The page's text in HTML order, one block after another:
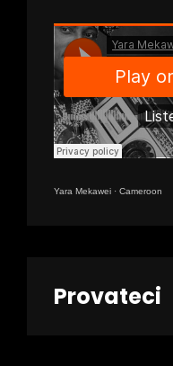
Yara Mekawei · Cameroon
Provateci